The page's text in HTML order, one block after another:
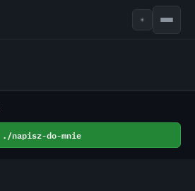
☀
napisz-do-mnie